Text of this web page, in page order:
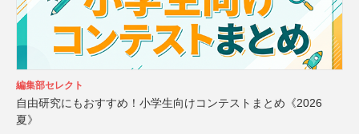
編集部セレクト
自由研究にもおすすめ！小学生向けコンテストまとめ《2026
夏》